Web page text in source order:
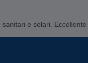
e solari.